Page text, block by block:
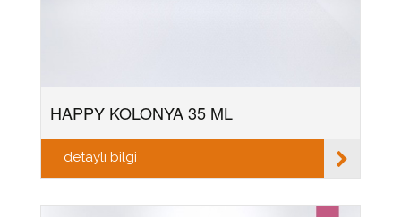
HAPPY KOLONYA 35 ML
detaylı bilgi